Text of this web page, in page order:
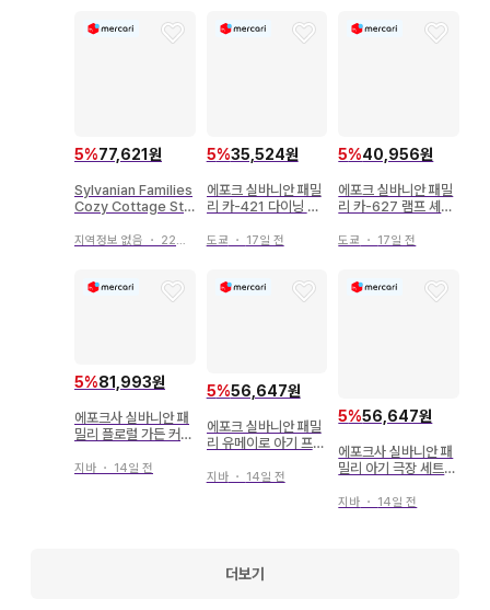
5%77,621원
Sylvanian Families
Cozy Cottage Sta
지역정보 없음 ・ 22일 전
5%35,524원
에포크 실바니안 패밀
리 카-421 다이닝 테
도쿄 ・ 17일 전
5%40,956원
에포크 실바니안 패밀
리 카-627 램프 셰이
도쿄 ・ 17일 전
5%81,993원
에포크사 실바니안 패
밀리 플로럴 가든 커플
지바 ・ 14일 전
5%56,647원
에포크 실바니안 패밀
리 유메이로 아기 프린
지바・ 14일 전
5%56,647원
에포크사 실바니안 패
밀리 아기 극장 세트
양이
지바 ・ 14일 전
더보기